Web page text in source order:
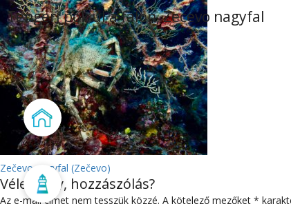
Főoldal
Búvárbázis
Tengeri pók ül a falon, Zecevo nagyfal
BEJEGYZÉS
NAVIGÁCIÓ
Zečevo nagyfal (Zečevo)
Vélemény, hozzászólás?
Az e-mail címet nem tesszük közzé. A kötelező mezőket *